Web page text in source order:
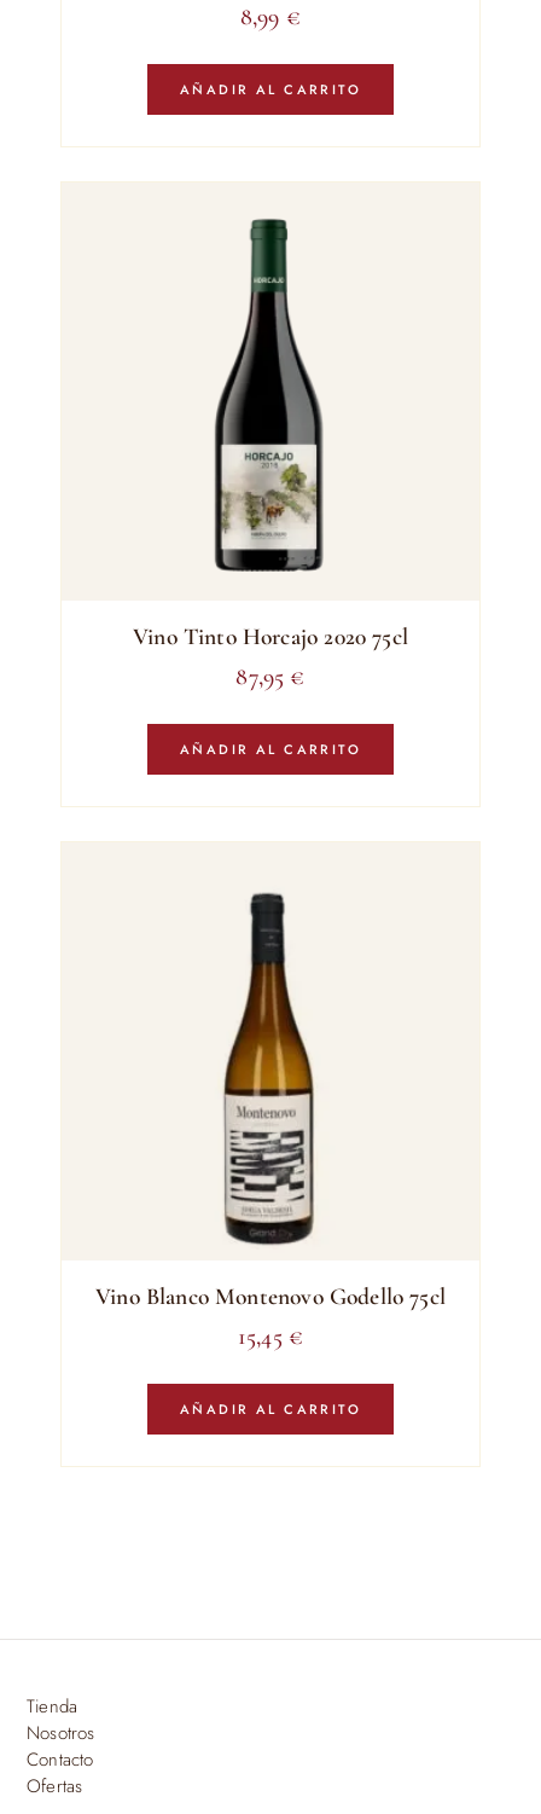
8,99 €
AÑADIR AL CARRITO
Vino Tinto Horcajo 2020 75cl
87,95 €
AÑADIR AL CARRITO
Vino Blanco Montenovo Godello 75cl
15,45 €
AÑADIR AL CARRITO
Tienda
Nosotros
Contacto
Ofertas